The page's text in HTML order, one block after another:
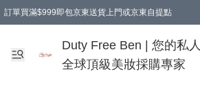
訂單買滿$999即包京東送貨上門或京東自提點
Duty Free Ben | 您的私人
全球頂級美妝採購專家